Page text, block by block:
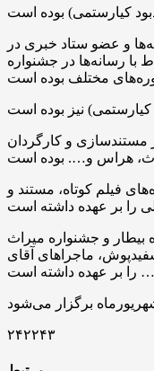
با رسانه‌ها و عضو ستاد خبری در
با رسانه‌ها در جشنواره
مستندسازی و کارگردان
فیلم کوتاه، مستند و
و جشنواره میراث
ماجراهای آقای
۲۴۲۲۴۳